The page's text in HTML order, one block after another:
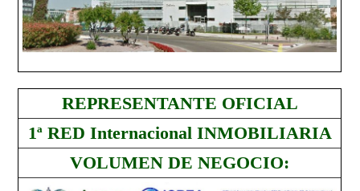
REPRESENTANTE OFICIAL
1ª RED Internacional INMOBILIARIA
VOLUMEN DE NEGOCIO: